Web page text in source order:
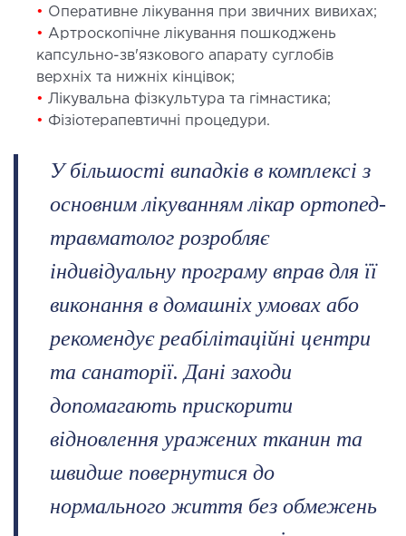
• Оперативне лікування при звичних вивихах;
• Артроскопічне лікування пошкоджень
капсульно-зв'язкового апарату суглобів
верхніх та нижніх кінцівок;
• Лікувальна фізкультура та гімнастика;
• Фізіотерапевтичні процедури.
У більшості випадків в комплексі з
основним лікуванням лікар ортопед-
травматолог розробляє
індивідуальну програму вправ для її
виконання в домашніх умовах або
рекомендує реабілітаційні центри
та санаторії. Дані заходи
допомагають прискорити
відновлення уражених тканин та
швидше повернутися до
нормального життя без обмежень